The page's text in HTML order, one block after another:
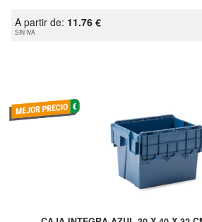
A partir de: 11.76 €
SIN IVA